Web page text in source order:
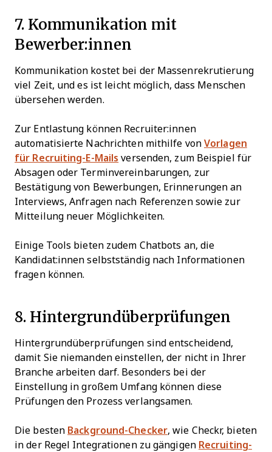
7. Kommunikation mit
Bewerber:innen
Kommunikation kostet bei der Massenrekrutierung
viel Zeit, und es ist leicht möglich, dass Menschen
übersehen werden.
Zur Entlastung können Recruiter:innen
automatisierte Nachrichten mithilfe von Vorlagen
für Recruiting-E-Mails versenden, zum Beispiel für
Absagen oder Terminvereinbarungen, zur
Bestätigung von Bewerbungen, Erinnerungen an
Interviews, Anfragen nach Referenzen sowie zur
Mitteilung neuer Möglichkeiten.
Einige Tools bieten zudem Chatbots an, die
Kandidat:innen selbstständig nach Informationen
fragen können.
8. Hintergrundüberprüfungen
Hintergrundüberprüfungen sind entscheidend,
damit Sie niemanden einstellen, der nicht in Ihrer
Branche arbeiten darf. Besonders bei der
Einstellung in großem Umfang können diese
Prüfungen den Prozess verlangsamen.
Die besten Background-Checker, wie Checkr, bieten
in der Regel Integrationen zu gängigen Recruiting-